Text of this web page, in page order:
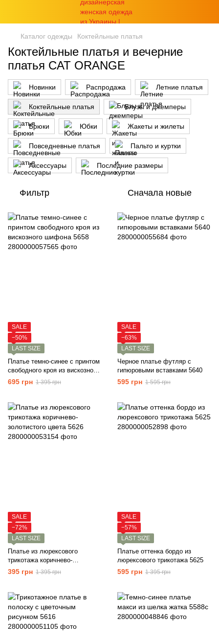
Каталог одежды Коктейльные платья
Коктейльные платья и вечерние
платья CAT ORANGE
Новинки Распродажа Летние платья
Коктейльные платья Блузы и джемперы
Брюки Юбки Жакеты и жилеты
Повседневные платья Пальто и куртки
Аксессуары Последние размеры
Фильтр Сначала новые
SALE
−50%
LAST SIZE
Платье темно-синее с принтом
свободного кроя из вискозного
шифона 5658
695 грн 1 395 грн
SALE
−63%
LAST SIZE
Черное платье футляр с
гипюровыми вставками 5640
595 грн 1 595 грн
SALE
−72%
LAST SIZE
Платье из люрексового
трикотажа коричнево-
золотистого цвета 5626
395 грн 1 395 грн
SALE
−57%
LAST SIZE
Платье оттенка бордо из
люрексового трикотажа 5625
595 грн 1 395 грн